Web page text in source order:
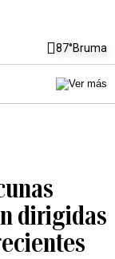
87°Bruma
dirigidas